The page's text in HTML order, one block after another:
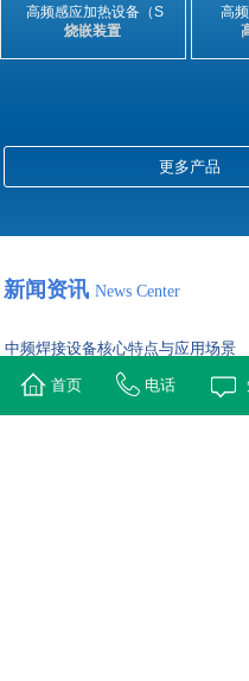
高频感应加热设备（S
烧嵌装置
高
更多产品
新闻资讯 News Center
中频焊接设备核心特点与应用场景
2026-01-04
中频焊接设备是一种利用中频（通常1-
理对金属工件进行快速、高效焊接
首页 电话